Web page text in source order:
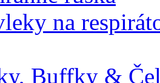
na
Buffky &